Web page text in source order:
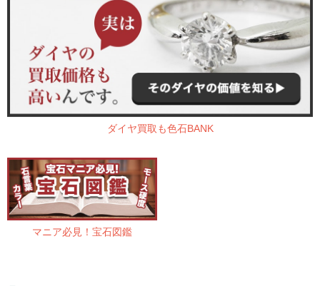
ダイヤ買取も色石BANK
マニア必見！宝石図鑑